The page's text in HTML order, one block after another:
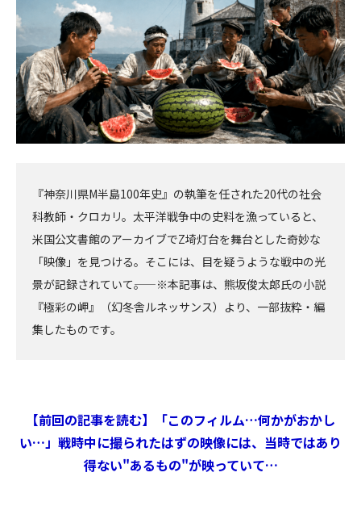
『神奈川県M半島100年史』の執筆を任された20代の社会
科教師・クロカリ。太平洋戦争中の史料を漁っていると、
米国公文書館のアーカイブでZ埼灯台を舞台とした奇妙な
「映像」を見つける。そこには、目を疑うような戦中の光
景が記録されていて――。 ※本記事は、熊坂俊太郎氏の小説
『極彩の岬』（幻冬舎ルネッサンス）より、一部抜粋・編
集したものです。
【前回の記事を読む】「このフィルム…何かがおかし
い…」戦時中に撮られたはずの映像には、当時ではあり
得ない"あるもの"が映っていて…